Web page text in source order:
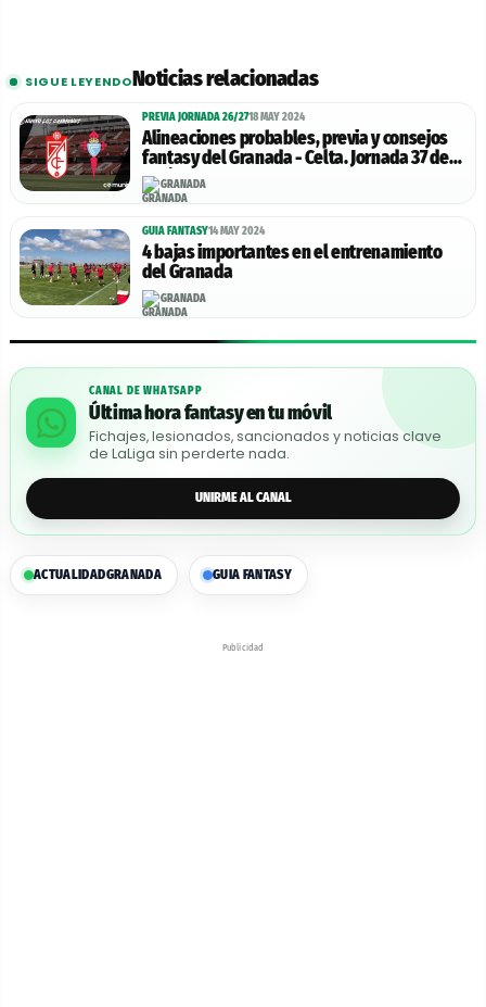
SIGUE LEYENDONoticias relacionadas
PREVIA JORNADA 26/2718 MAY 2024
Alineaciones probables, previa y consejos
fantasy del Granada - Celta. Jornada 37 de
LaLiga.
GRANADA
GUIA FANTASY14 MAY 2024
4 bajas importantes en el entrenamiento
del Granada
GRANADA
CANAL DE WHATSAPP
Última hora fantasy en tu móvil
Fichajes, lesionados, sancionados y noticias clave
de LaLiga sin perderte nada.
UNIRME AL CANAL
ACTUALIDADGRANADA GUIA FANTASY
Publicidad